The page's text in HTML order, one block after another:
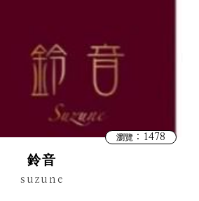
瀏覽：1478
鈴音
suzune